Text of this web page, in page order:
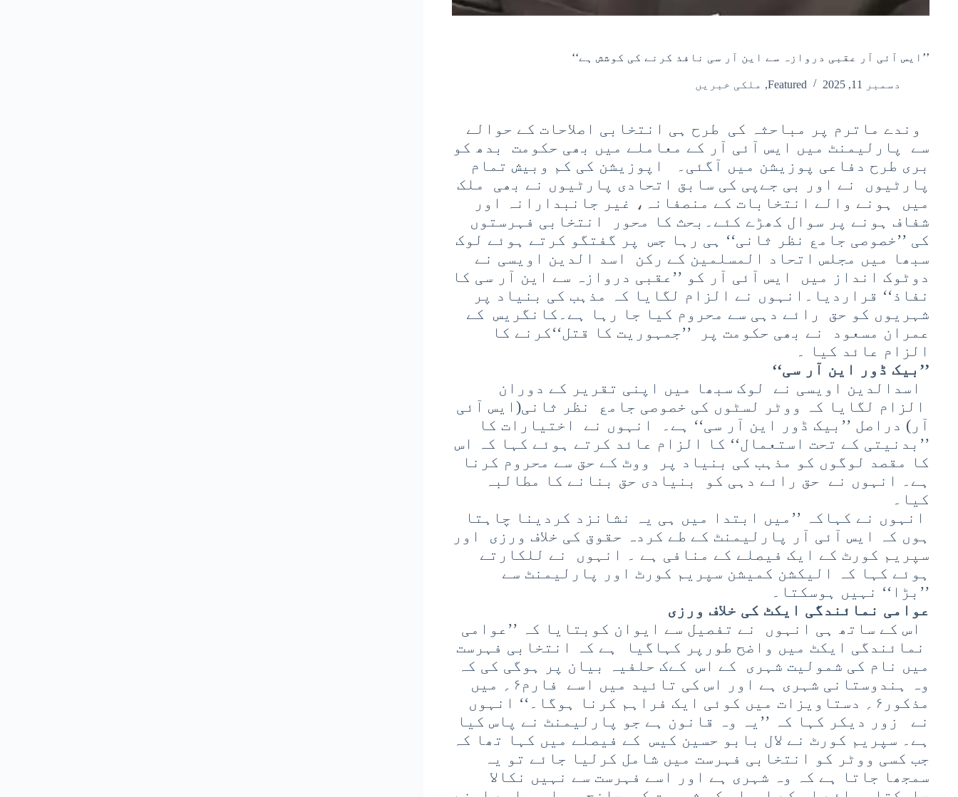
’’ایس آئی آر عقبی دروازہ سے این آر سی نافذ کرنے کی کوشش ہے‘‘
دسمبر 11, 2025 Featured
, ملکی خبریں
وندے ماترم پر مباحثہ کی طرح ہی انتخابی اصلاحات کے حوالے
سے پارلیمنٹ میں ایس آئی آر کے معاملے میں بھی حکومت بدھ کو
بری طرح دفاعی پوزیشن میں آگئی۔ اپوزیشن کی کم وبیش تمام
پارٹیوں نے اور بی جےپی کی سابق اتحادی پارٹیوں نے بھی ملک
میں ہونے والے انتخابات کے منصفانہ، غیر جانبدارانہ اور
شفاف ہونے پر سوال کھڑے کئے۔بحث کا محور انتخابی فہرستوں
کی ’’خصوصی جامع نظر ثانی‘‘ ہی رہا جس پر گفتگو کرتے ہوئے لوک
سبھا میں مجلس اتحاد المسلمین کے رکن اسد الدین اویسی نے
دوٹوک انداز میں ایس آئی آر کو ’’عقبی دروازہ سے این آر سی کا
نفاذ‘‘ قراردیا۔انہوں نے الزام لگایا کہ مذہب کی بنیاد پر
شہریوں کو حق رائے دہی سے محروم کیا جا رہا ہے۔کانگریس کے
عمران مسعود نے بھی حکومت پر ’’جمہوریت کا قتل‘‘کرنے کا
الزام عائد کیا ۔
’’بیک ڈور این آر سی‘‘
اسدالدین اویسی نے لوک سبھا میں اپنی تقریر کے دوران
الزام لگایا کہ ووٹر لسٹوں کی خصوصی جامع نظر ثانی(ایس آئی
آر) دراصل ’’بیک ڈور این آر سی‘‘ ہے۔ انہوں نے اختیارات کا
’’بدنیتی کے تحت استعمال‘‘ کا الزام عائد کرتے ہوئے کہا کہ اس
کا مقصد لوگوں کو مذہب کی بنیاد پر ووٹ کے حق سے محروم کرنا
ہے۔ انہوں نے حق رائے دہی کو بنیادی حق بنانے کا مطالبہ
کیا۔
انہوں نے کہاکہ ’’میں ابتدا میں ہی یہ نشانزد کردینا چاہتا
ہوں کہ ایس آئی آر پارلیمنٹ کے طے کردہ حقوق کی خلاف ورزی اور
سپریم کورٹ کے ایک فیصلے کے منافی ہے ۔ انہوں نے للکارتے
ہوئے کہا کہ الیکشن کمیشن سپریم کورٹ اور پارلیمنٹ سے
’’بڑا‘‘ نہیں ہوسکتا۔
عوامی نمائندگی ایکٹ کی خلاف ورزی
اس کے ساتھ ہی انہوں نے تفصیل سے ایوان کوبتایا کہ ’’عوامی
نمائندگی ایکٹ میں واضح طورپر کہاگیا ہے کہ انتخابی فہرست
میں نام کی شمولیت شہری کے اس کےک حلفیہ بیان پر ہوگی کی کہ
وہ ہندوستانی شہری ہے اور اس کی تائید میں اسے فارم۶؍ میں
مذکور۶؍ دستاویزات میں کوئی ایک فراہم کرنا ہوگا۔‘‘ انہوں
نے زور دیکر کہا کہ ’’یہ وہ قانون ہے جو پارلیمنٹ نے پاس کیا
ہے۔ سپریم کورٹ نے لال بابو حسین کیس کے فیصلے میں کہا تھا کہ
جب کسی ووٹر کو انتخابی فہرست میں شامل کرلیا جائے تو یہ
سمجھا جاتا ہے کہ وہ شہری ہے اور اسے فہرست سے نہیں نکالا